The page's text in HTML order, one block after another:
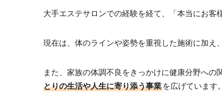
大手エステサロンでの経験を経て、「本当にお客
現在は、体のラインや姿勢を重視した施術に加え、
また、家族の体調不良をきっかけに健康分野への
とりの生活や人生に寄り添う事業 を広げています。